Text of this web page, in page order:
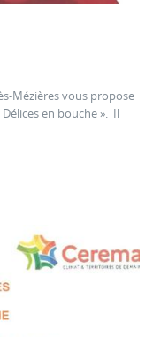
Mézières vous propose
en bouche ». Il